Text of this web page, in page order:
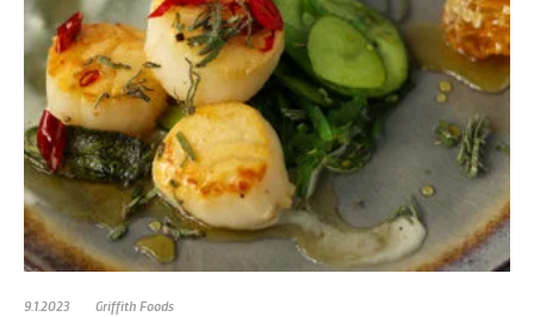
9.1.2023 Griffith Foods